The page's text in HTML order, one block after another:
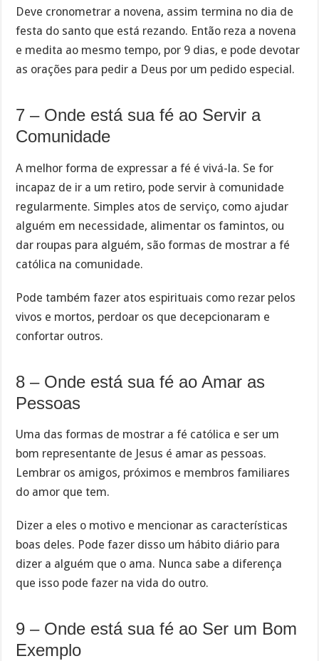
Deve cronometrar a novena, assim termina no dia de
festa do santo que está rezando. Então reza a novena
e medita ao mesmo tempo, por 9 dias, e pode devotar
as orações para pedir a Deus por um pedido especial.
7 – Onde está sua fé ao Servir a
Comunidade
A melhor forma de expressar a fé é vivá-la. Se for
incapaz de ir a um retiro, pode servir à comunidade
regularmente. Simples atos de serviço, como ajudar
alguém em necessidade, alimentar os famintos, ou
dar roupas para alguém, são formas de mostrar a fé
católica na comunidade.
Pode também fazer atos espirituais como rezar pelos
vivos e mortos, perdoar os que decepcionaram e
confortar outros.
8 – Onde está sua fé ao Amar as
Pessoas
Uma das formas de mostrar a fé católica e ser um
bom representante de Jesus é amar as pessoas.
Lembrar os amigos, próximos e membros familiares
do amor que tem.
Dizer a eles o motivo e mencionar as características
boas deles. Pode fazer disso um hábito diário para
dizer a alguém que o ama. Nunca sabe a diferença
que isso pode fazer na vida do outro.
9 – Onde está sua fé ao Ser um Bom
Exemplo